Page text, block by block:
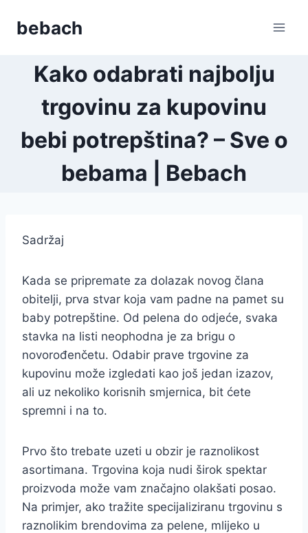
bebach
Kako odabrati najbolju
trgovinu za kupovinu
bebi potrepština? – Sve o
bebama | Bebach
Sadržaj
Kada se pripremate za dolazak novog člana
obitelji, prva stvar koja vam padne na pamet su
baby potrepštine. Od pelena do odjeće, svaka
stavka na listi neophodna je za brigu o
novorođenčetu. Odabir prave trgovine za
kupovinu može izgledati kao još jedan izazov,
ali uz nekoliko korisnih smjernica, bit ćete
spremni i na to.
Prvo što trebate uzeti u obzir je raznolikost
asortimana. Trgovina koja nudi širok spektar
proizvoda može vam značajno olakšati posao.
Na primjer, ako tražite specijaliziranu trgovinu s
raznolikim brendovima za pelene, mlijeko u